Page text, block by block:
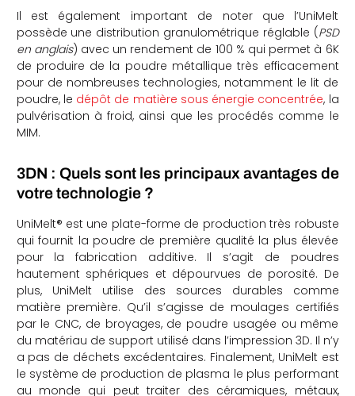
Il est également important de noter que l’UniMelt
possède une distribution granulométrique réglable (PSD
en anglais) avec un rendement de 100 % qui permet à 6K
de produire de la poudre métallique très efficacement
pour de nombreuses technologies, notamment le lit de
poudre, le dépôt de matière sous énergie concentrée, la
pulvérisation à froid, ainsi que les procédés comme le
MIM.
3DN : Quels sont les principaux avantages de
votre technologie ?
UniMelt® est une plate-forme de production très robuste
qui fournit la poudre de première qualité la plus élevée
pour la fabrication additive. Il s’agit de poudres
hautement sphériques et dépourvues de porosité. De
plus, UniMelt utilise des sources durables comme
matière première. Qu’il s’agisse de moulages certifiés
par le CNC, de broyages, de poudre usagée ou même
du matériau de support utilisé dans l’impression 3D. Il n’y
a pas de déchets excédentaires. Finalement, UniMelt est
le système de production de plasma le plus performant
au monde qui peut traiter des céramiques, métaux,